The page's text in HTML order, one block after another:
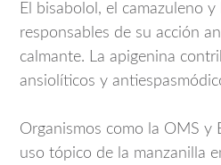
El bisabolol, el camazuleno
responsables de su acción
calmante. La apigenina
ansiolíticos y
Organismos como la OMS y
uso tópico de la manzanilla